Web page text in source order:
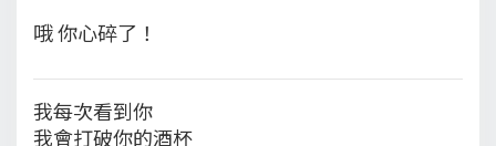
哦 你心碎了！
我每次看到你
我會打破你的酒杯